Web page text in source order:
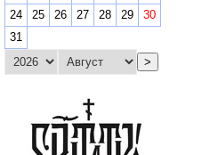
24
25 26 27 28 29
30
31
>